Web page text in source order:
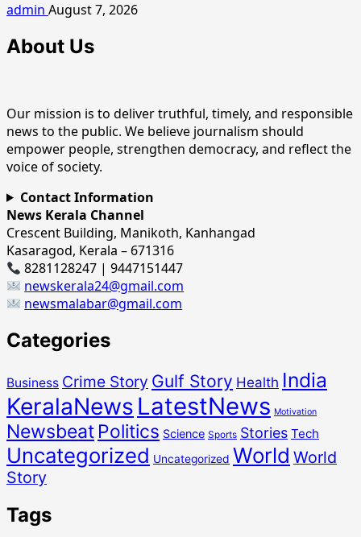
admin August 7, 2026
About Us
Our mission is to deliver truthful, timely, and responsible
news to the public. We believe journalism should
empower people, strengthen democracy, and reflect the
voice of society.
Contact Information
News Kerala Channel
Crescent Building, Manikoth, Kanhangad
Kasaragod, Kerala – 671316
8281128247 | 9447151447
newskerala24@gmail.com
newsmalabar@gmail.com
Categories
Business Crime Story Gulf Story Health India
KeralaNews LatestNews Motivation
Newsbeat Politics Science Sports Stories Tech
Uncategorized Uncategorized World World
Story
Tags